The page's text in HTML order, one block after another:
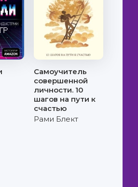
Самоучитель
совершенной
личности. 10
шагов на пути к
счастью
Рами Блект